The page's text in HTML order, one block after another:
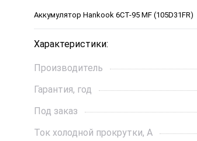
Аккумулятор Hankook 6СТ-95 MF
Характеристики:
Производитель
Гарантия, год
Под заказ
Ток холодной прокрутки, A